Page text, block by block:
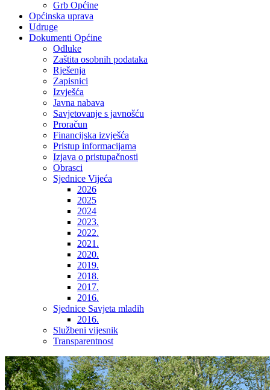
Grb Općine
Općinska uprava
Udruge
Dokumenti Općine
Odluke
Zaštita osobnih podataka
Rješenja
Zapisnici
Izvješća
Javna nabava
Savjetovanje s javnošću
Proračun
Financijska izvješća
Pristup informacijama
Izjava o pristupačnosti
Obrasci
Sjednice Vijeća
2026
2025
2024
2023.
2022.
2021.
2020.
2019.
2018.
2017.
2016.
Sjednice Savjeta mladih
2016.
Službeni vijesnik
Transparentnost